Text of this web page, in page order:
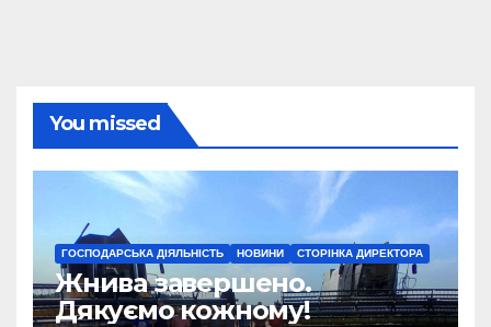
You missed
ГОСПОДАРСЬКА ДІЯЛЬНІСТЬ НОВИНИ СТОРІНКА ДИРЕКТОРА
Жнива завершено.
Дякуємо кожному!